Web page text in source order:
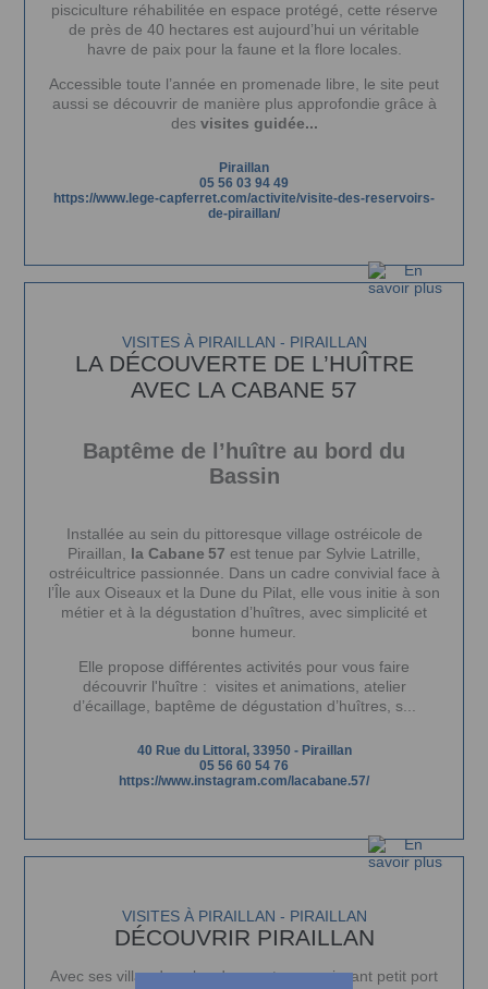
pisciculture réhabilitée en espace protégé, cette réserve
de près de 40 hectares est aujourd’hui un véritable
havre de paix pour la faune et la flore locales.
Accessible toute l’année en promenade libre, le site peut
aussi se découvrir de manière plus approfondie grâce à
des visites guidée...
Piraillan
05 56 03 94 49
https://www.lege-capferret.com/activite/visite-des-reservoirs-
de-piraillan/
VISITES À PIRAILLAN - PIRAILLAN
LA DÉCOUVERTE DE L’HUÎTRE
AVEC LA CABANE 57
Baptême de l’huître au bord du
Bassin
Installée au sein du pittoresque village ostréicole de
Piraillan, la Cabane 57 est tenue par Sylvie Latrille,
ostréicultrice passionnée. Dans un cadre convivial face à
l’Île aux Oiseaux et la Dune du Pilat, elle vous initie à son
métier et à la dégustation d’huîtres, avec simplicité et
bonne humeur.
Elle propose différentes activités pour vous faire
découvrir l'huître : visites et animations, atelier
d’écaillage, baptême de dégustation d’huîtres, s...
40 Rue du Littoral, 33950 - Piraillan
05 56 60 54 76
https://www.instagram.com/lacabane.57/
VISITES À PIRAILLAN - PIRAILLAN
DÉCOUVRIR PIRAILLAN
Avec ses villas dans les dunes et son ravissant petit port